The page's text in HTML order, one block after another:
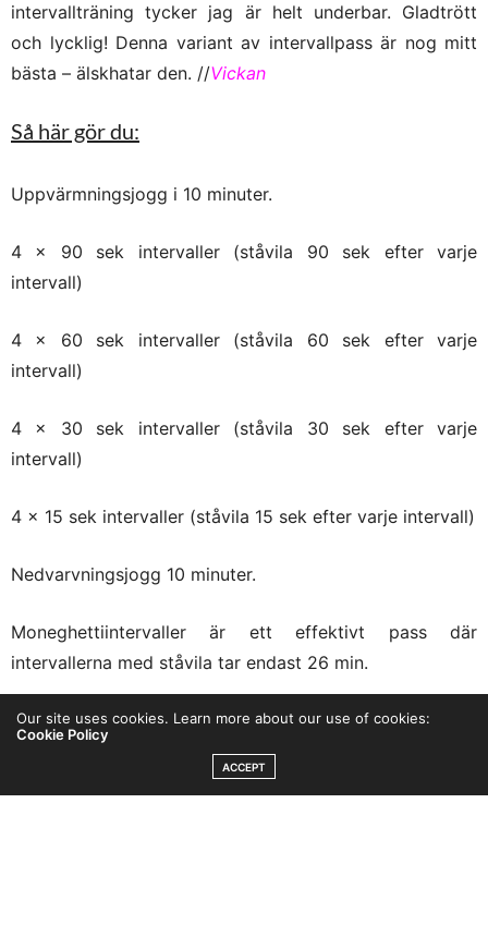
intervallträning tycker jag är helt underbar. Gladtrött
och lycklig! Denna variant av intervallpass är nog mitt
bästa – älskhatar den. //Vickan
Så här gör du:
Uppvärmningsjogg i 10 minuter.
4 x 90 sek intervaller (ståvila 90 sek efter varje
intervall)
4 x 60 sek intervaller (ståvila 60 sek efter varje
intervall)
4 x 30 sek intervaller (ståvila 30 sek efter varje
intervall)
4 x 15 sek intervaller (ståvila 15 sek efter varje intervall)
Nedvarvningsjogg 10 minuter.
Moneghettiintervaller är ett effektivt pass där
intervallerna med ståvila tar endast 26 min.
Our site uses cookies. Learn more about our use of cookies:
Cookie Policy
ACCEPT